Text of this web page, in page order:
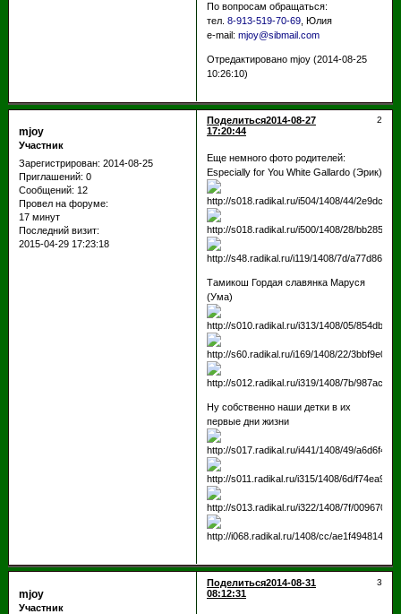
По вопросам обращаться:
тел. 8-913-519-70-69, Юлия
e-mail: mjoy@sibmail.com
Отредактировано mjoy (2014-08-25
10:26:10)
Поделиться 2
2014-08-27
17:20:44
mjoy
Участник
Зарегистрирован: 2014-08-25
Приглашений: 0
Сообщений: 12
Провел на форуме:
17 минут
Последний визит:
2015-04-29 17:23:18
Еще немного фото родителей:
Especially for You White Gallardo (Эрик)
Тамикош Гордая славянка Маруся
(Ума)
Ну собственно наши детки в их
первые дни жизни
Поделиться 3
2014-08-31
08:12:31
mjoy
Участник